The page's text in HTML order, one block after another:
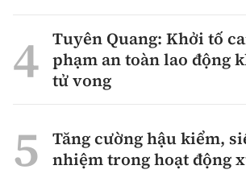
Tuyên Quang: Khởi tố
phạm an toàn lao động
tử vong
Tăng cường hậu kiểm,
nhiệm trong hoạt động